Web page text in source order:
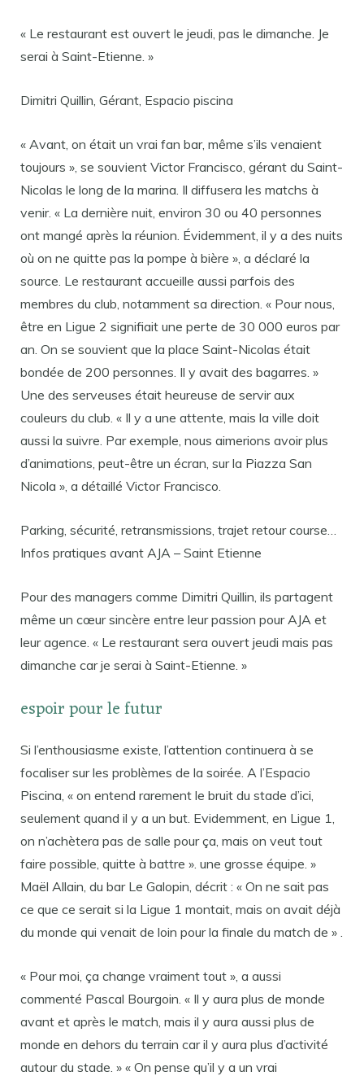
« Le restaurant est ouvert le jeudi, pas le dimanche. Je
serai à Saint-Etienne. »
Dimitri Quillin, Gérant, Espacio piscina
« Avant, on était un vrai fan bar, même s’ils venaient
toujours », se souvient Victor Francisco, gérant du Saint-
Nicolas le long de la marina. Il diffusera les matchs à
venir. « La dernière nuit, environ 30 ou 40 personnes
ont mangé après la réunion. Évidemment, il y a des nuits
où on ne quitte pas la pompe à bière », a déclaré la
source. Le restaurant accueille aussi parfois des
membres du club, notamment sa direction. « Pour nous,
être en Ligue 2 signifiait une perte de 30 000 euros par
an. On se souvient que la place Saint-Nicolas était
bondée de 200 personnes. Il y avait des bagarres. »
Une des serveuses était heureuse de servir aux
couleurs du club. « Il y a une attente, mais la ville doit
aussi la suivre. Par exemple, nous aimerions avoir plus
d’animations, peut-être un écran, sur la Piazza San
Nicola », a détaillé Victor Francisco.
Parking, sécurité, retransmissions, trajet retour course…
Infos pratiques avant AJA – Saint Etienne
Pour des managers comme Dimitri Quillin, ils partagent
même un cœur sincère entre leur passion pour AJA et
leur agence. « Le restaurant sera ouvert jeudi mais pas
dimanche car je serai à Saint-Etienne. »
espoir pour le futur
Si l’enthousiasme existe, l’attention continuera à se
focaliser sur les problèmes de la soirée. A l’Espacio
Piscina, « on entend rarement le bruit du stade d’ici,
seulement quand il y a un but. Evidemment, en Ligue 1,
on n’achètera pas de salle pour ça, mais on veut tout
faire possible, quitte à battre ». une grosse équipe. »
Maël Allain, du bar Le Galopin, décrit : « On ne sait pas
ce que ce serait si la Ligue 1 montait, mais on avait déjà
du monde qui venait de loin pour la finale du match de » .
« Pour moi, ça change vraiment tout », a aussi
commenté Pascal Bourgoin. « Il y aura plus de monde
avant et après le match, mais il y aura aussi plus de
monde en dehors du terrain car il y aura plus d’activité
autour du stade. » « On pense qu’il y a un vrai